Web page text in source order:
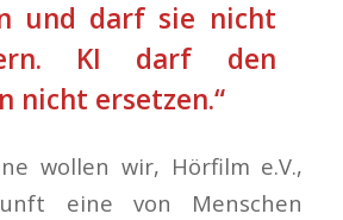
und darf sie nicht
KI darf den
nicht ersetzen.“
wollen wir, Hörfilm e.V.,
eine von Menschen